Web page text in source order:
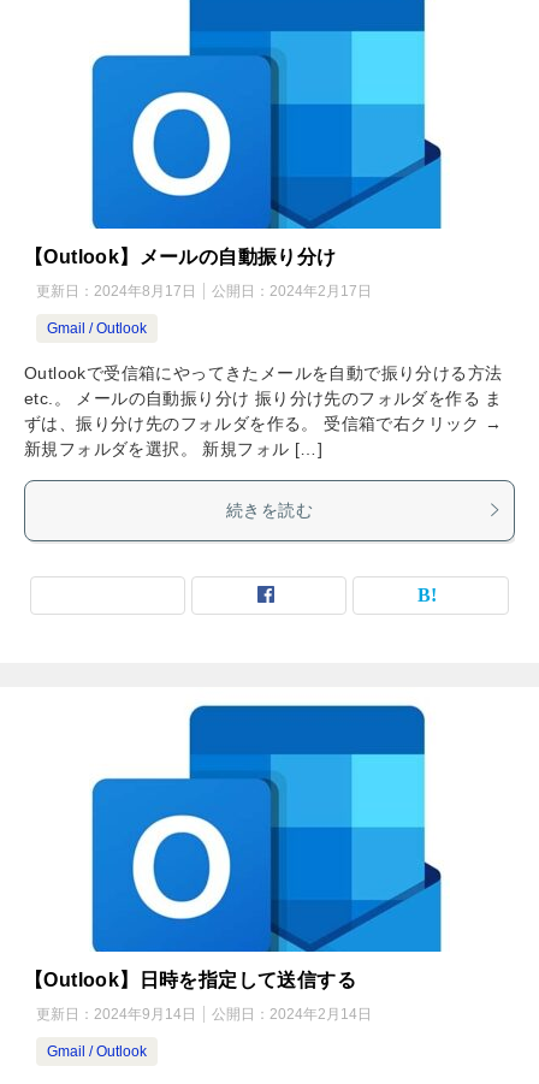
【Outlook】メールの自動振り分け
更新日： 2024年8月17日 公開日： 2024年2月17日
Gmail / Outlook
Outlookで受信箱にやってきたメールを自動で振り分ける方法
etc.。 メールの自動振り分け 振り分け先のフォルダを作る ま
ずは、振り分け先のフォルダを作る。 受信箱で右クリック →
新規フォルダを選択。 新規フォル […]
続きを読む
【Outlook】日時を指定して送信する
更新日： 2024年9月14日 公開日： 2024年2月14日
Gmail / Outlook